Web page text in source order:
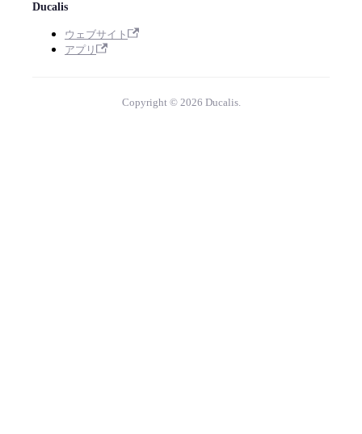
Ducalis
ウェブサイト
アプリ
Copyright © 2026 Ducalis.